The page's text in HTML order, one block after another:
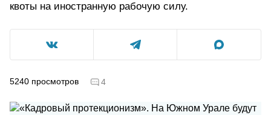
квоты на иностранную рабочую силу.
5240 просмотров 4